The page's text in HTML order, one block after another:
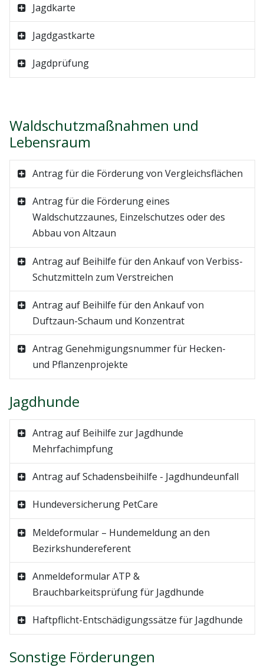
Jagdkarte
Jagdgastkarte
Jagdprüfung
Waldschutzmaßnahmen und
Lebensraum
Antrag für die Förderung von Vergleichsflächen
Antrag für die Förderung eines
Waldschutzzaunes, Einzelschutzes oder des
Abbau von Altzaun
Antrag auf Beihilfe für den Ankauf von Verbiss-
Schutzmitteln zum Verstreichen
Antrag auf Beihilfe für den Ankauf von
Duftzaun-Schaum und Konzentrat
Antrag Genehmigungsnummer für Hecken-
und Pflanzenprojekte
Jagdhunde
Antrag auf Beihilfe zur Jagdhunde
Mehrfachimpfung
Antrag auf Schadensbeihilfe - Jagdhundeunfall
Hundeversicherung PetCare
Meldeformular – Hundemeldung an den
Bezirkshundereferent
Anmeldeformular ATP &
Brauchbarkeitsprüfung für Jagdhunde
Haftpflicht-Entschädigungssätze für Jagdhunde
Sonstige Förderungen